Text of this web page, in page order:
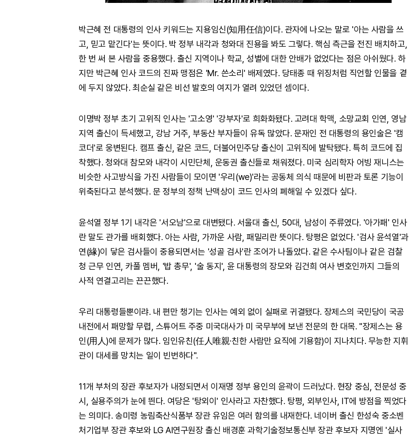
박근혜 전 대통령의 인사 키워드는 지용임신(知用任信)이다. 관자에 나오는 말로 '아는 사람을 쓰
고, 믿고 맡긴다'는 뜻이다. 박 정부 내각과 청와대 진용을 봐도 그렇다. 핵심 측근을 전진 배치하고,
한 번 써 본 사람을 중용했다. 출신 지역이나 학교, 성별에 대한 안배가 없었다는 점은 아쉬웠다. 하
지만 박근혜 인사 코드의 진짜 맹점은 'Mr. 쓴소리' 배제였다. 당태종 때 위징처럼 직언할 인물을 곁
에 두지 않았다. 최순실 같은 비선 발호의 여지가 열려 있었던 셈이다.
이명박 정부 초기 고위직 인사는 '고소영' '강부자'로 희화화됐다. 고려대 학맥, 소망교회 인연, 영남
지역 출신이 득세했고, 강남 거주, 부동산 부자들이 유독 많았다. 문재인 전 대통령의 용인술은 '캠
코더'로 웅변된다. 캠프 출신, 같은 코드, 더불어민주당 출신이 고위직에 발탁됐다. 특히 코드에 집
착했다. 청와대 참모와 내각이 시민단체, 운동권 출신들로 채워졌다. 미국 심리학자 어빙 재니스는
비슷한 사고방식을 가진 사람들이 모이면 '우리(we)'라는 공동체 의식 때문에 비판과 토론 기능이
위축된다고 분석했다. 문 정부의 정책 난맥상이 코드 인사의 폐해일 수 있겠다 싶다.
윤석열 정부 1기 내각은 '서오남'으로 대변됐다. 서울대 출신, 50대, 남성이 주류였다. '아가패' 인사
란 말도 관가를 배회했다. 아는 사람, 가까운 사람, 패밀리란 뜻이다. 탕평은 없었다. '검사 윤석열'과
연(緣)이 닿은 검사들이 중용되면서는 '성골 검사'란 조어가 나돌았다. 같은 수사팀이나 같은 검찰
청 근무 인연, 카풀 멤버, '밥 총무', '술 동지', 윤 대통령의 장모와 김건희 여사 변호인까지 그들의
사적 연결고리는 끈끈했다.
우리 대통령들뿐이랴. 내 편만 챙기는 인사는 예외 없이 실패로 귀결됐다. 장제스의 국민당이 국공
내전에서 패망할 무렵, 스튜어트 주중 미국대사가 미 국무부에 보낸 전문의 한 대목. "장제스는 용
인(用人)에 문제가 많다. 임인유친(任人唯親·친한 사람만 요직에 기용함)이 지나치다. 무능한 지휘
관이 대세를 망치는 일이 빈번하다".
11개 부처의 장관 후보자가 내정되면서 이재명 정부 용인의 윤곽이 드러났다. 현장 중심, 전문성 중
시, 실용주의가 눈에 띈다. 여당은 '탕외이' 인사라고 자찬했다. 탕평, 외부인사, IT에 방점을 찍었다
는 의미다. 송미령 농림축산식품부 장관 유임은 여러 함의를 내재한다. 네이버 출신 한성숙 중소벤
처기업부 장관 후보와 LG AI연구원장 출신 배경훈 과학기술정보통신부 장관 후보자 지명엔 '실사